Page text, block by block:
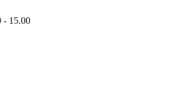
- 15.00